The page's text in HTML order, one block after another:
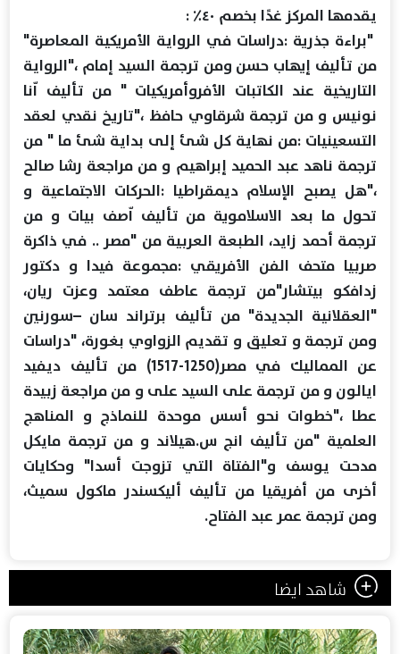
يقدمها المركز غدًا بخصم ٤٠٪؜ :
"براءة جذرية :دراسات في الرواية الأمريكية المعاصرة"
من تأليف إيهاب حسن ومن ترجمة السيد إمام ،"الرواية
التاريخية عند الكاتبات الأفروأمريكيات " من تأليف اّنا
نونيس و من ترجمة شرقاوي حافظ ،"تاريخ نقدي لعقد
التسعينيات :من نهاية كل شئ إلى بداية شئ ما " من
ترجمة ناهد عبد الحميد إبراهيم و من مراجعة رشا صالح
،"هل يصبح الإسلام ديمقراطيا :الحركات الاجتماعية و
تحول ما بعد الاسلاموية من تأليف اّصف بيات و من
ترجمة أحمد زايد، الطبعة العربية من "مصر .. في ذاكرة
صربيا متحف الفن الأفريقي :مجموعة فيدا و دكتور
زدافكو بيتشار"من ترجمة عاطف معتمد وعزت ريان،
"العقلانية الجديدة" من تأليف برتراند سان –سورنين
ومن ترجمة و تعليق و تقديم الزواوي بغورة، "دراسات
عن المماليك في مصر(1250-1517) من تأليف ديفيد
ايالون و من ترجمة على السيد على و من مراجعة زبيدة
عطا ،"خطوات نحو أسس موحدة للنماذج و المناهج
العلمية "من تأليف انج س.هيلاند و من ترجمة مايكل
مدحت يوسف و"الفتاة التي تزوجت أسدا" وحكايات
أخرى من أفريقيا من تأليف أليكسندر ماكول سميث،
ومن ترجمة عمر عبد الفتاح.
شاهد ايضا